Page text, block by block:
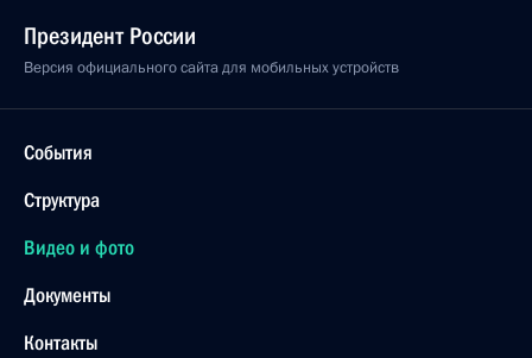
Президент России
Версия официального сайта для мобильных устройств
События
Структура
Видео и фото
Документы
Контакты